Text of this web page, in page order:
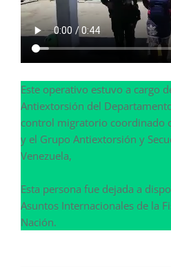
Este operativo estuvo a cargo
Antiextorsión del
control migratorio coordinado
y el Grupo Antiextorsión y
Venezuela,
Esta persona fue dejada a
Asuntos Internacionales de la
Nación.